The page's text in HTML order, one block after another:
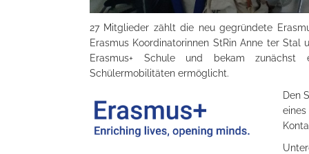
27 Mitglieder zählt die neu gegründete
Erasmus Koordinatorinnen StRin Anne ter
Erasmus+ Schule und bekam
Schülermobilitäten ermöglicht.
Den